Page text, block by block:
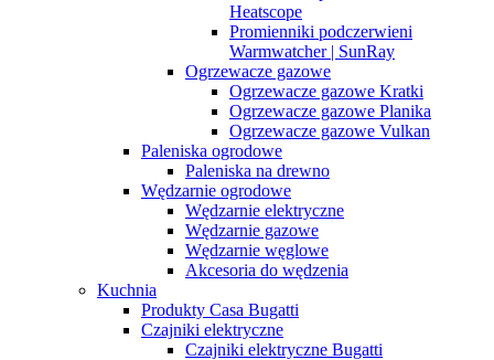
Heatscope
Promienniki podczerwieni
Warmwatcher | SunRay
Ogrzewacze gazowe
Ogrzewacze gazowe Kratki
Ogrzewacze gazowe Planika
Ogrzewacze gazowe Vulkan
Paleniska ogrodowe
Paleniska na drewno
Wędzarnie ogrodowe
Wędzarnie elektryczne
Wędzarnie gazowe
Wędzarnie węglowe
Akcesoria do wędzenia
Kuchnia
Produkty Casa Bugatti
Czajniki elektryczne
Czajniki elektryczne Bugatti